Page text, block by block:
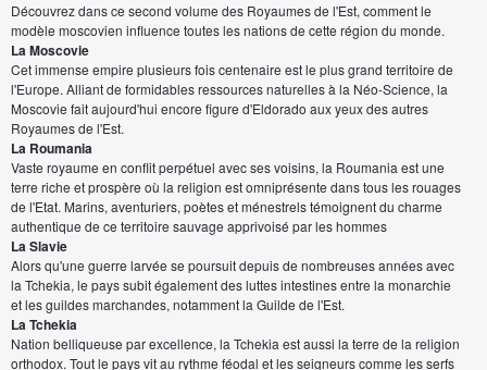
Découvrez dans ce second volume des Royaumes de l'Est, comment le
modèle moscovien influence toutes les nations de cette région du monde.
La Moscovie
Cet immense empire plusieurs fois centenaire est le plus grand territoire de
l'Europe. Alliant de formidables ressources naturelles à la Néo-Science, la
Moscovie fait aujourd'hui encore figure d'Eldorado aux yeux des autres
Royaumes de l'Est.
La Roumania
Vaste royaume en conflit perpétuel avec ses voisins, la Roumania est une
terre riche et prospère où la religion est omniprésente dans tous les rouages
de l'Etat. Marins, aventuriers, poètes et ménestrels témoignent du charme
authentique de ce territoire sauvage apprivoisé par les hommes
La Slavie
Alors qu'une guerre larvée se poursuit depuis de nombreuses années avec
la Tchekia, le pays subit également des luttes intestines entre la monarchie
et les guildes marchandes, notamment la Guilde de l'Est.
La Tchekia
Nation belliqueuse par excellence, la Tchekia est aussi la terre de la religion
orthodox. Tout le pays vit au rythme féodal et les seigneurs comme les serfs